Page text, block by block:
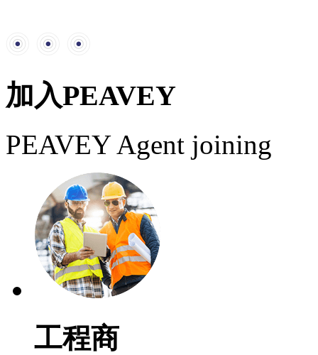
加入PEAVEY
PEAVEY Agent joining
工程商